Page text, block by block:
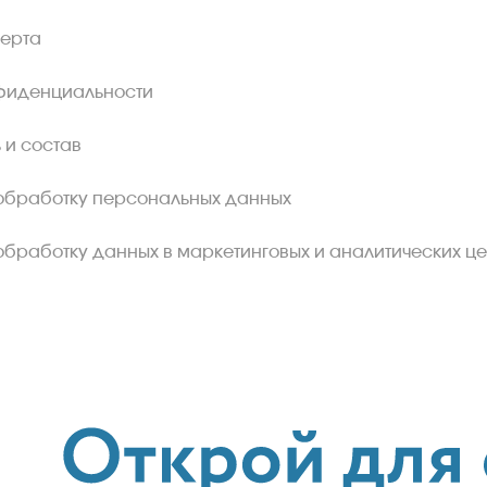
и состав
персональных данных
данных в маркетинговых и аналитических